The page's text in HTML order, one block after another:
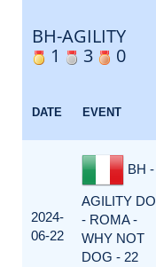
BH-AGILITY
1
3 0
DATE EVENT
2024-
06-22
BH -
AGILITY
- ROMA -
WHY NOT
DOG - 22